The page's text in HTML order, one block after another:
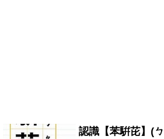
認識【苯騈芘】(